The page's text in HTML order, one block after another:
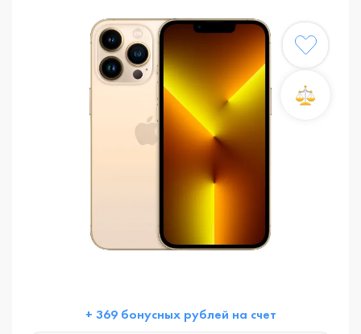
+ 369 бонусных рублей на счет